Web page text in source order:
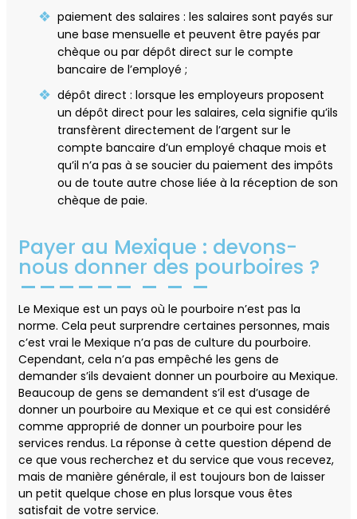
paiement des salaires : les salaires sont payés sur
une base mensuelle et peuvent être payés par
chèque ou par dépôt direct sur le compte
bancaire de l’employé ;
dépôt direct : lorsque les employeurs proposent
un dépôt direct pour les salaires, cela signifie qu’ils
transfèrent directement de l’argent sur le
compte bancaire d’un employé chaque mois et
qu’il n’a pas à se soucier du paiement des impôts
ou de toute autre chose liée à la réception de son
chèque de paie.
Payer au Mexique : devons-
nous donner des pourboires ?
Le Mexique est un pays où le pourboire n’est pas la
norme. Cela peut surprendre certaines personnes, mais
c’est vrai le Mexique n’a pas de culture du pourboire.
Cependant, cela n’a pas empêché les gens de
demander s’ils devaient donner un pourboire au Mexique.
Beaucoup de gens se demandent s’il est d’usage de
donner un pourboire au Mexique et ce qui est considéré
comme approprié de donner un pourboire pour les
services rendus. La réponse à cette question dépend de
ce que vous recherchez et du service que vous recevez,
mais de manière générale, il est toujours bon de laisser
un petit quelque chose en plus lorsque vous êtes
satisfait de votre service.